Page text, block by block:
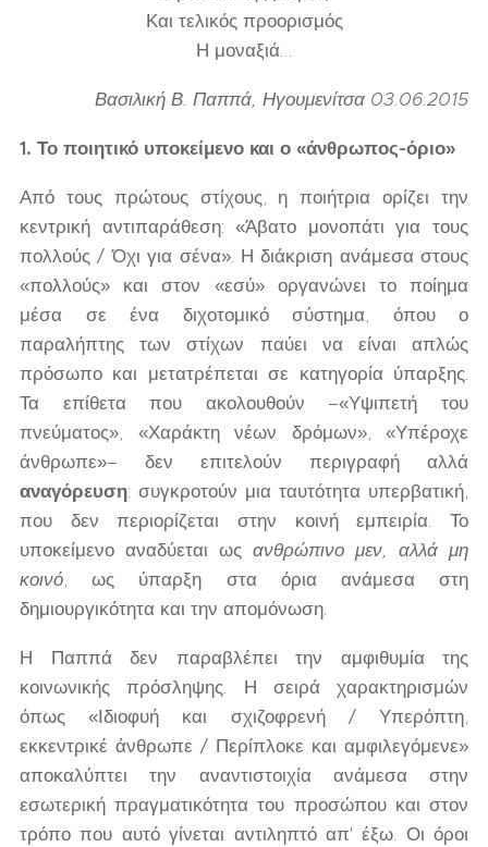
Και τελικός προορισμός
Η μοναξιά…
Βασιλική Β. Παππά, Ηγουμενίτσα 03.06.2015
1. Το ποιητικό υποκείμενο και ο «άνθρωπος-όριο»
Από τους πρώτους στίχους, η ποιήτρια ορίζει την
κεντρική αντιπαράθεση: «Άβατο μονοπάτι για τους
πολλούς / Όχι για σένα». Η διάκριση ανάμεσα στους
«πολλούς» και στον «εσύ» οργανώνει το ποίημα
μέσα σε ένα διχοτομικό σύστημα, όπου ο
παραλήπτης των στίχων παύει να είναι απλώς
πρόσωπο και μετατρέπεται σε κατηγορία ύπαρξης.
Τα επίθετα που ακολουθούν –«Υψιπετή του
πνεύματος», «Χαράκτη νέων δρόμων», «Υπέροχε
άνθρωπε»– δεν επιτελούν περιγραφή αλλά
αναγόρευση: συγκροτούν μια ταυτότητα υπερβατική,
που δεν περιορίζεται στην κοινή εμπειρία. Το
υποκείμενο αναδύεται ως ανθρώπινο μεν, αλλά μη
κοινό, ως ύπαρξη στα όρια ανάμεσα στη
δημιουργικότητα και την απομόνωση.
Η Παππά δεν παραβλέπει την αμφιθυμία της
κοινωνικής πρόσληψης. Η σειρά χαρακτηρισμών
όπως «Ιδιοφυή και σχιζοφρενή / Υπερόπτη,
εκκεντρικέ άνθρωπε / Περίπλοκε και αμφιλεγόμενε»
αποκαλύπτει την αναντιστοιχία ανάμεσα στην
εσωτερική πραγματικότητα του προσώπου και στον
τρόπο που αυτό γίνεται αντιληπτό απ' έξω. Οι όροι